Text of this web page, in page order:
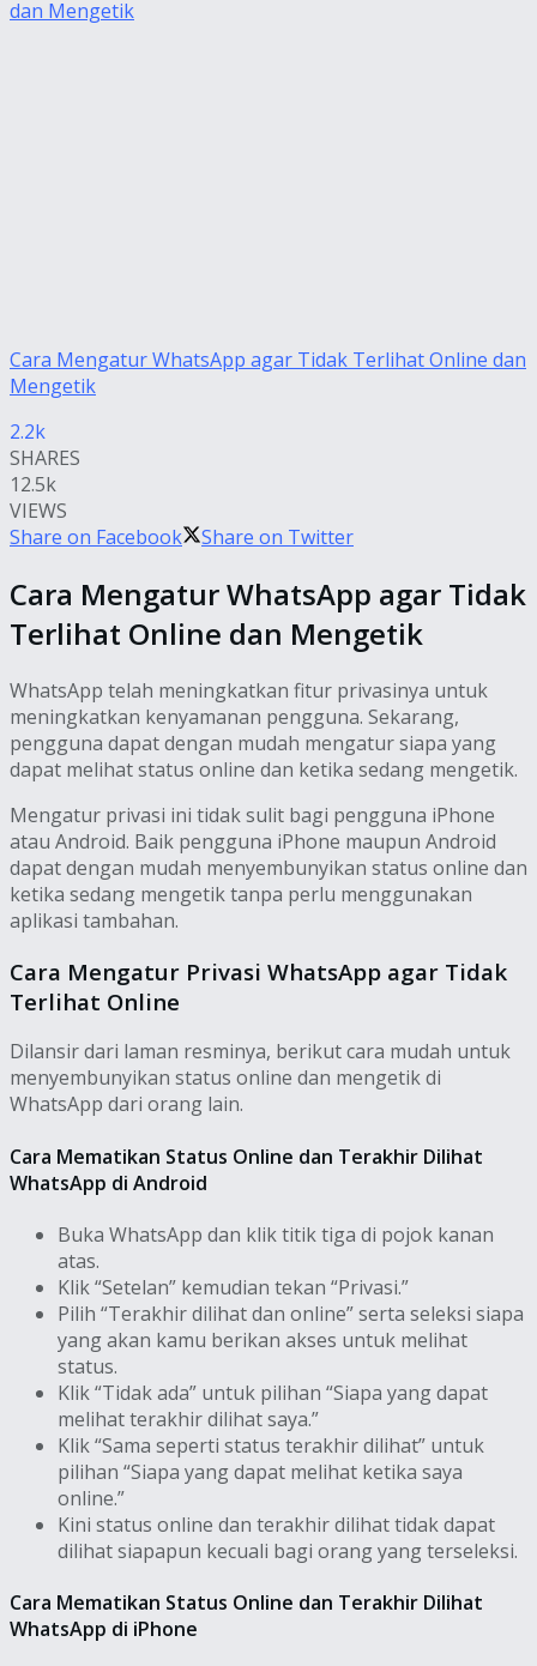
Cara Mengatur WhatsApp agar Tidak Terlihat Online dan
Mengetik
2.2k
SHARES
12.5k
VIEWS
Share on Facebook
Share on Twitter
Cara Mengatur WhatsApp agar Tidak
Terlihat Online dan Mengetik
WhatsApp telah meningkatkan fitur privasinya untuk
meningkatkan kenyamanan pengguna. Sekarang,
pengguna dapat dengan mudah mengatur siapa yang
dapat melihat status online dan ketika sedang mengetik.
Mengatur privasi ini tidak sulit bagi pengguna iPhone
atau Android. Baik pengguna iPhone maupun Android
dapat dengan mudah menyembunyikan status online dan
ketika sedang mengetik tanpa perlu menggunakan
aplikasi tambahan.
Cara Mengatur Privasi WhatsApp agar Tidak
Terlihat Online
Dilansir dari laman resminya, berikut cara mudah untuk
menyembunyikan status online dan mengetik di
WhatsApp dari orang lain.
Cara Mematikan Status Online dan Terakhir Dilihat
WhatsApp di Android
Buka WhatsApp dan klik titik tiga di pojok kanan
atas.
Klik “Setelan” kemudian tekan “Privasi.”
Pilih “Terakhir dilihat dan online” serta seleksi siapa
yang akan kamu berikan akses untuk melihat
status.
Klik “Tidak ada” untuk pilihan “Siapa yang dapat
melihat terakhir dilihat saya.”
Klik “Sama seperti status terakhir dilihat” untuk
pilihan “Siapa yang dapat melihat ketika saya
online.”
Kini status online dan terakhir dilihat tidak dapat
dilihat siapapun kecuali bagi orang yang terseleksi.
Cara Mematikan Status Online dan Terakhir Dilihat
WhatsApp di iPhone